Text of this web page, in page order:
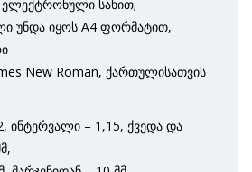
ელექტრონული სახით;
უნდა იყოს A4 ფორმატით,
New Roman, ქართულისათვის
ინტერვალი – 1,15, ქვედა და